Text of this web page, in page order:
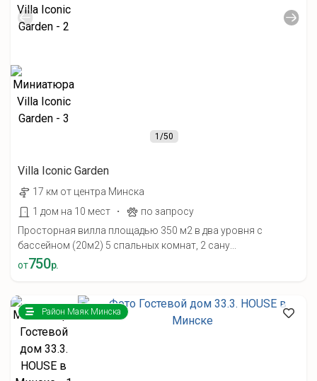
1/50
Villa Iconic Garden
17 км от центра Минска
1 дом на 10 мест
·
по запросу
Просторная вилла площадью 350 м2 в два уровня с
бассейном (20м2) 5 спальных комнат, 2 сану...
от750р.
Район Маяк Минска